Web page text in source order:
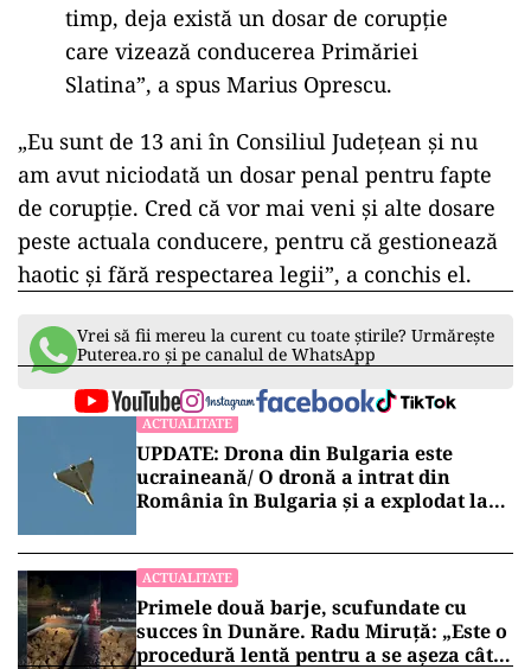
timp, deja există un dosar de corupție
care vizează conducerea Primăriei
Slatina”, a spus Marius Oprescu.
„Eu sunt de 13 ani în Consiliul Județean și nu
am avut niciodată un dosar penal pentru fapte
de corupție. Cred că vor mai veni și alte dosare
peste actuala conducere, pentru că gestionează
haotic și fără respectarea legii”, a conchis el.
Vrei să fii mereu la curent cu toate știrile? Urmărește
Puterea.ro și pe canalul de WhatsApp
ACTUALITATE
UPDATE: Drona din Bulgaria este
ucraineană/ O dronă a intrat din
România în Bulgaria şi a explodat la
ACTUALITATE
Primele două barje, scufundate cu
succes în Dunăre. Radu Miruță: „Este o
procedură lentă pentru a se așeza cât